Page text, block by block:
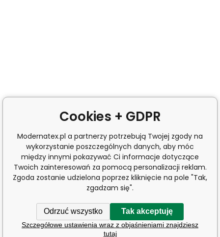
Cookies + GDPR
Modernatex.pl a partnerzy potrzebują Twojej zgody na
wykorzystanie poszczególnych danych, aby móc
między innymi pokazywać Ci informacje dotyczące
Twoich zainteresowań za pomocą personalizacji reklam.
Zgoda zostanie udzielona poprzez kliknięcie na pole "Tak,
zgadzam się".
Odrzuć wszystko Tak akceptuję
Szczegółowe ustawienia wraz z objaśnieniami znajdziesz
tutaj